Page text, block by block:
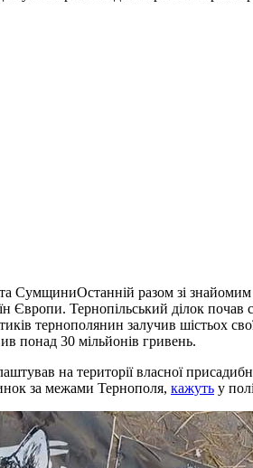
СумщиниОстанній разом зі
Європи. Тернопільський ділок
тернополянин залучив шістьох
понад 30 мільйонів гривень.
на території власної
за межами Тернополя, кажуть у